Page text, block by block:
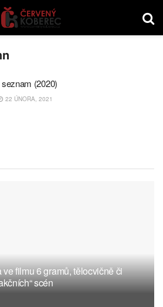
(2020)
22 ÚNORA, 2021
filmu 6 gramů, tělocvičně či
scén